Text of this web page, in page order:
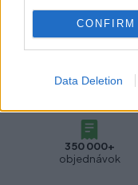
CONFIRM
Data Deletion
Doprava zdarma
350 000+
objednávok